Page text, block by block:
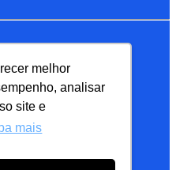
melhor
analisar
site e
mais